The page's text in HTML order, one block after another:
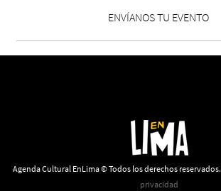
Reseña: Lienzos de Solobones
Marco Yanayaco ...
ENVÍANOS TU EVENTO
Agenda Cultural EnLima © Todos los derechos reservados.
privacidad